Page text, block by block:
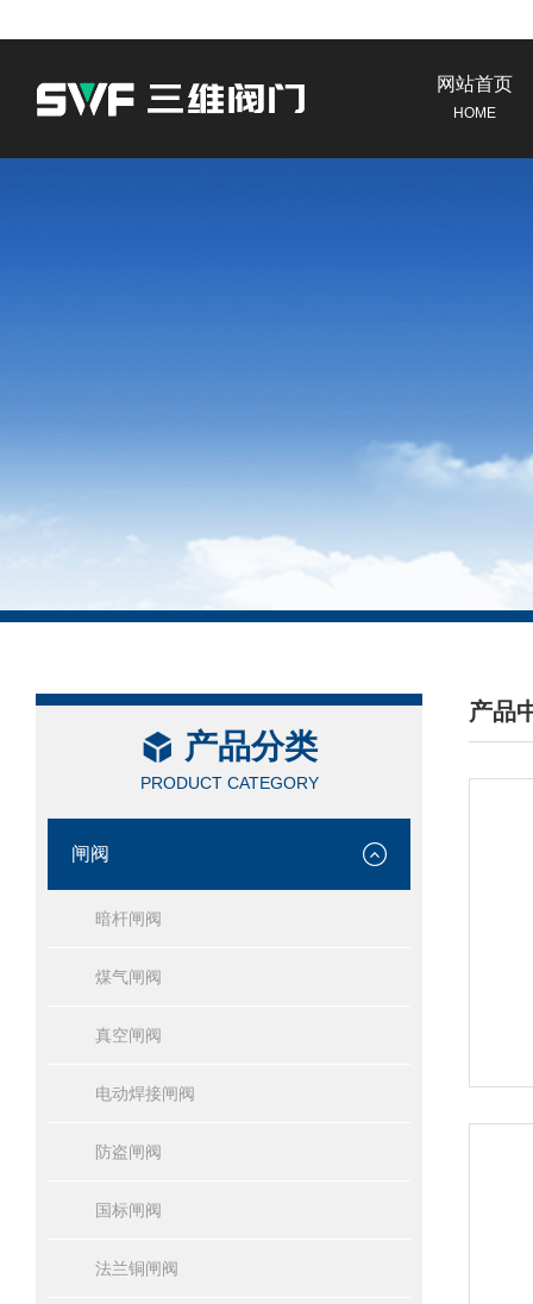
网站首页
HOME
产品分类
PRODUCT CATEGORY
闸阀
暗杆闸阀
煤气闸阀
真空闸阀
电动焊接闸阀
防盗闸阀
国标闸阀
法兰铜闸阀
产品
/